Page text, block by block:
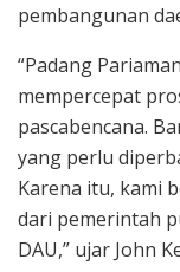
pembangunan
“Padang
mempercepat
pascabencana.
yang perlu
Karena itu, kami
dari pemerintah
DAU,” ujar John